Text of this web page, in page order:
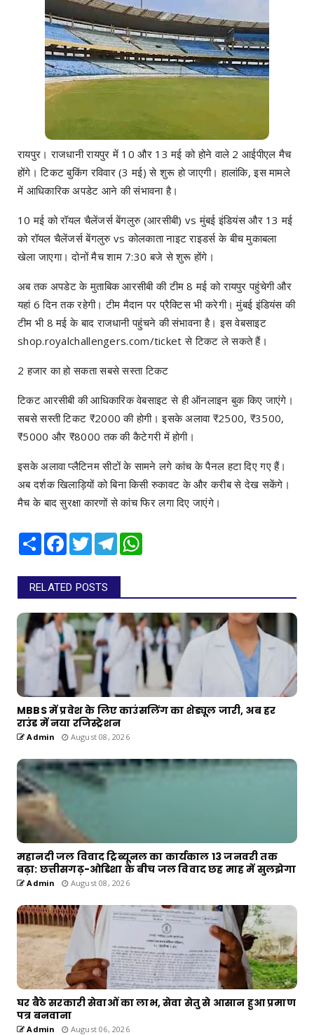
रायपुर। राजधानी रायपुर में 10 और 13 मई को होने वाले 2 आईपीएल मैच
होंगे। टिकट बुकिंग रविवार (3 मई) से शुरू हो जाएगी। हालांकि, इस मामले
में आधिकारिक अपडेट आने की संभावना है।
10 मई को रॉयल चैलेंजर्स बेंगलुरु (आरसीबी) vs मुंबई इंडियंस और 13 मई
को रॉयल चैलेंजर्स बेंगलुरु vs कोलकाता नाइट राइडर्स के बीच मुकाबला
खेला जाएगा। दोनों मैच शाम 7:30 बजे से शुरू होंगे।
अब तक अपडेट के मुताबिक आरसीबी की टीम 8 मई को रायपुर पहुंचेगी और
यहां 6 दिन तक रहेगी। टीम मैदान पर प्रैक्टिस भी करेगी। मुंबई इंडियंस की
टीम भी 8 मई के बाद राजधानी पहुंचने की संभावना है। इस वेबसाइट
shop.royalchallengers.com/ticket से टिकट ले सकते हैं।
2 हजार का हो सकता सबसे सस्ता टिकट
टिकट आरसीबी की आधिकारिक वेबसाइट से ही ऑनलाइन बुक किए जाएंगे।
सबसे सस्ती टिकट ₹2000 की होगी। इसके अलावा ₹2500, ₹3500,
₹5000 और ₹8000 तक की कैटेगरी में होगी।
इसके अलावा प्लैटिनम सीटों के सामने लगे कांच के पैनल हटा दिए गए हैं।
अब दर्शक खिलाड़ियों को बिना किसी रुकावट के और करीब से देख सकेंगे।
मैच के बाद सुरक्षा कारणों से कांच फिर लगा दिए जाएंगे।
Share Facebook
TwitterTelegram
RELATED POSTS
MBBS में प्रवेश के लिए काउंसलिंग का शेड्यूल जारी, अब हर
राउंड में नया रजिस्ट्रेशन
Admin August 08, 2026
महानदी जल विवाद ट्रिब्यूनल का कार्यकाल 13 जनवरी तक
बढ़ा: छत्तीसगढ़-ओडिशा के बीच जल विवाद छह माह में सुलझेगा
Admin August 08, 2026
घर बैठे सरकारी सेवाओं का लाभ, सेवा सेतु से आसान हुआ प्रमाण
पत्र बनवाना
Admin August 06, 2026